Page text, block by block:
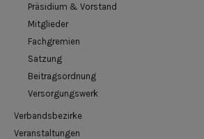
Präsidium & Vorstand
Mitglieder
Fachgremien
Satzung
Beitragsordnung
Versorgungswerk
Verbandsbezirke
Veranstaltungen